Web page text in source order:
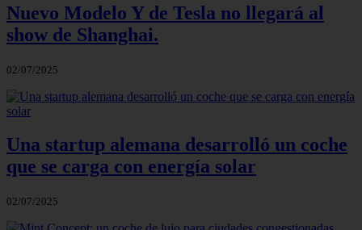
Nuevo Modelo Y de Tesla no llegará al
show de Shanghai.
02/07/2025
Una startup alemana desarrolló un coche
que se carga con energía solar
02/07/2025